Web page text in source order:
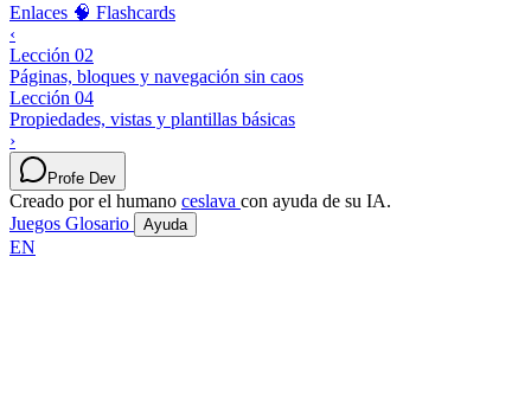
Enlaces 🧠 Flashcards
‹
Lección 02
Páginas, bloques y navegación sin caos
Lección 04
Propiedades, vistas y plantillas básicas
›
Profe Dev
Creado por el humano ceslava con ayuda de su IA.
Juegos Glosario Ayuda
EN